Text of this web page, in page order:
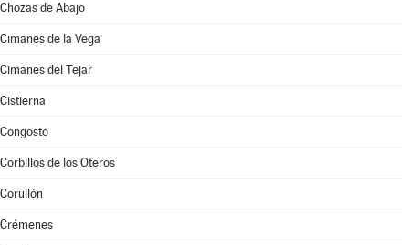
Chozas de Abajo
Cimanes de la Vega
Cimanes del Tejar
Cistierna
Congosto
Corbillos de los Oteros
Corullón
Crémenes